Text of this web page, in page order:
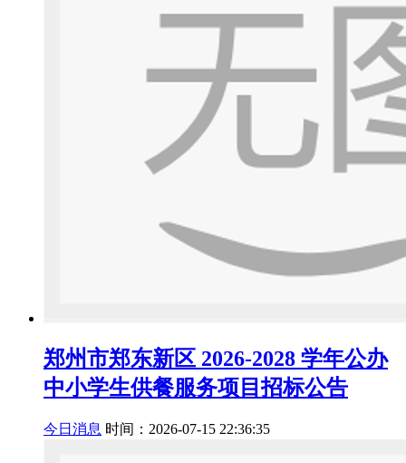
郑州市郑东新区 2026-2028 学年公办
中小学生供餐服务项目招标公告
今日消息 时间：2026-07-15 22:36:35